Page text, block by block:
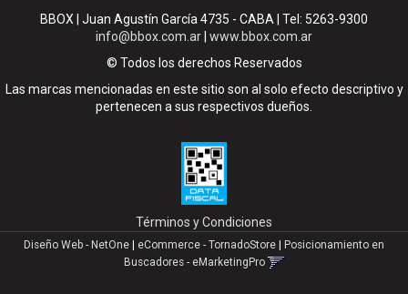
BBOX | Juan Agustín García 4735 - CABA | Tel: 5263-9300
info@bbox.com.ar www.bbox.com.ar
© Todos los derechos Reservados
Las marcas mencionadas en este sitio son al solo efecto descriptivo y
pertenecen a sus respectivos dueños.
Términos y Condiciones
Diseño Web - NetOne | eCommerce - TornadoStore | Posicionamiento en
Buscadores - eMarketingPro